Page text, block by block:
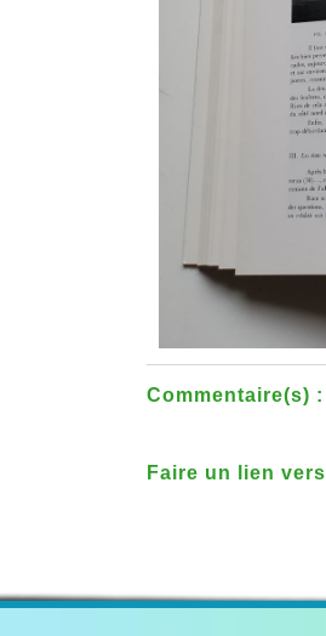
Commentaire(s) :
Faire un lien